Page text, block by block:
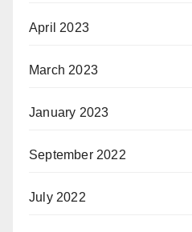
April 2023
March 2023
January 2023
September 2022
July 2022